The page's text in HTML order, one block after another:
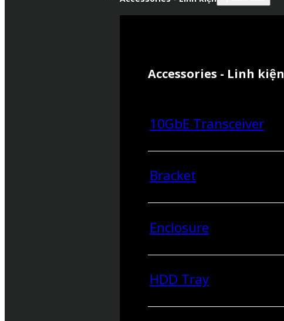
Accessories - Linh kiện
10GbE Transceiver
Bracket
Enclosure
HDD Tray